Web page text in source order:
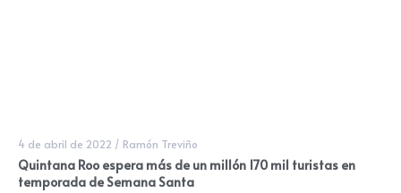
4 de abril de 2022 / Ramón Treviño
Quintana Roo espera más de un millón 170 mil turistas en
temporada de Semana Santa